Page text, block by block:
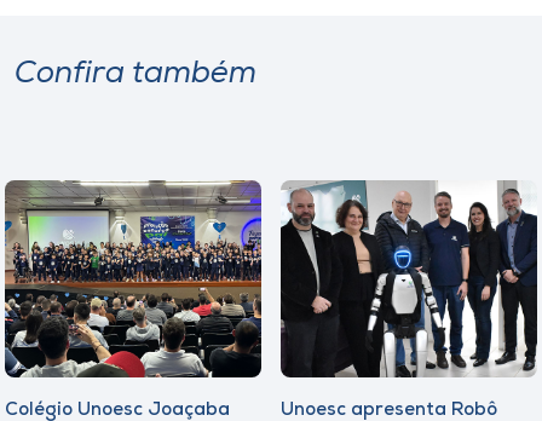
Confira também
Colégio Unoesc Joaçaba
Unoesc apresenta Robô